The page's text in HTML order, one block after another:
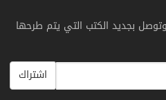
وتوصل بجديد الكتب التي يتم طرحها
اشتراك